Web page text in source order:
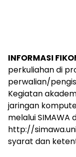
INFORMASI
perkuliahan di
perwalian/
Kegiatan
jaringan
melalui SIMAWA
http://
syarat dan